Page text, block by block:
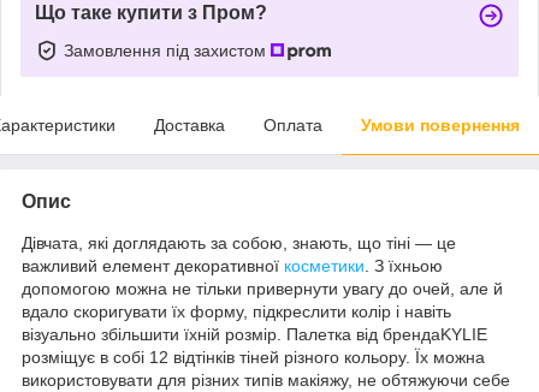
Що таке купити з Пром?
Замовлення під захистом
Доставка Оплата Умови повернення
Опис
Дівчата, які доглядають за собою, знають, що тіні — це
важливий елемент декоративної косметики . З їхньою
допомогою можна не тільки привернути увагу до очей, але й
вдало скоригувати їх форму, підкреслити колір і навіть
візуально збільшити їхній розмір. Палетка від брендаKYLIE
розміщує в собі 12 відтінків тіней різного кольору. Їх можна
використовувати для різних типів макіяжу, не обтяжуючи себе